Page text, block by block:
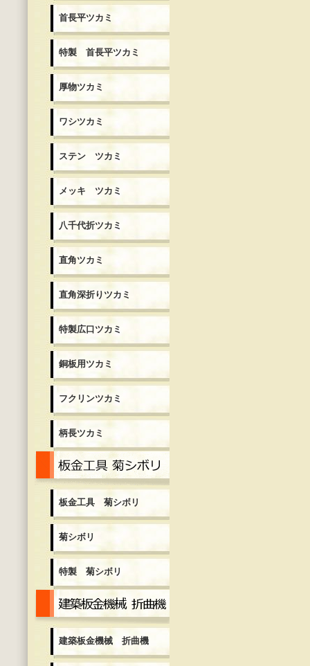
首長平ツカミ
特製 首長平ツカミ
厚物ツカミ
ワシツカミ
ステン ツカミ
メッキ ツカミ
八千代折ツカミ
直角ツカミ
直角深折りツカミ
特製広口ツカミ
銅板用ツカミ
フクリンツカミ
柄長ツカミ
板金工具 菊シボリ
菊シボリ
特製 菊シボリ
建築板金機械 折曲機